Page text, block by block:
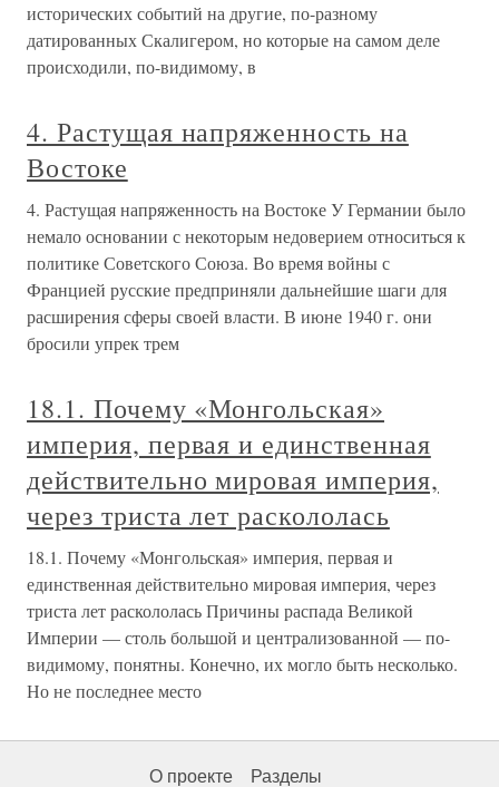
исторических событий на другие, по-разному
датированных Скалигером, но которые на самом деле
происходили, по-видимому, в
4. Растущая напряженность на
Востоке
4. Растущая напряженность на Востоке У Германии было
немало основании с некоторым недоверием относиться к
политике Советского Союза. Во время войны с
Францией русские предприняли дальнейшие шаги для
расширения сферы своей власти. В июне 1940 г. они
бросили упрек трем
18.1. Почему «Монгольская»
империя, первая и единственная
действительно мировая империя,
через триста лет раскололась
18.1. Почему «Монгольская» империя, первая и
единственная действительно мировая империя, через
триста лет раскололась Причины распада Великой
Империи — столь большой и централизованной — по-
видимому, понятны. Конечно, их могло быть несколько.
Но не последнее место
О проекте Разделы